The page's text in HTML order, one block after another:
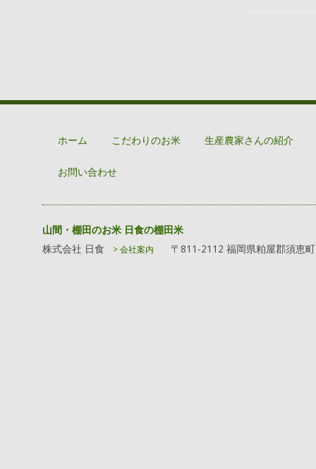
ホーム こだわりのお米 生産農家さんの紹介
お問い合わせ
山間・棚田のお米 日食の棚田米
株式会社 日食
> 会社案内 〒811-2112 福岡県粕屋郡須恵